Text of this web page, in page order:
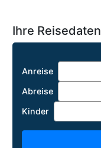
Ihre Reisedaten
Anreise
Abreise
Kinder